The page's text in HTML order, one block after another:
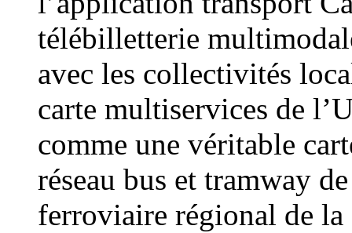
télébilletterie
avec les collectivités
carte multiservices de
comme une véritable
réseau bus et tramway
ferroviaire régional de